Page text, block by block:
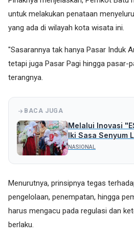
untuk melakukan penataan
yang ada di wilayah kota wisata ini.
"Sasarannya tak hanya Pasar Induk
tetapi juga Pasar Pagi hingga pasar-
terangnya.
BACA JUGA
Melalui Inovasi
Iki Sasa Senyum
02 Kota Batu Ajak
NASIONAL
Menurutnya, prinsipnya tegas
pengelolaan, penempatan, hingga
harus mengacu pada regulasi dan
berlaku.